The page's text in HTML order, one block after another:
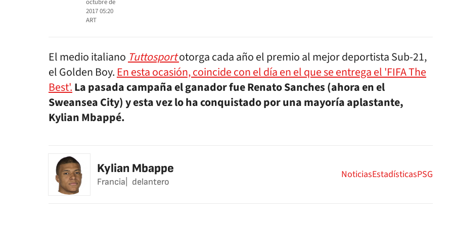
octubre de
2017 05:20
ART
El medio italiano Tuttosportotorga cada año el premio al mejor deportista Sub-21,
el Golden Boy. En esta ocasión, coincide con el día en el que se entrega el 'FIFA The
Best'.La pasada campaña el ganador fue Renato Sanches (ahora en el
Sweansea City) y esta vez lo ha conquistado por una mayoría aplastante,
Kylian Mbappé.
Kylian Mbappe
Francia delantero
NoticiasEstadísticasPSG